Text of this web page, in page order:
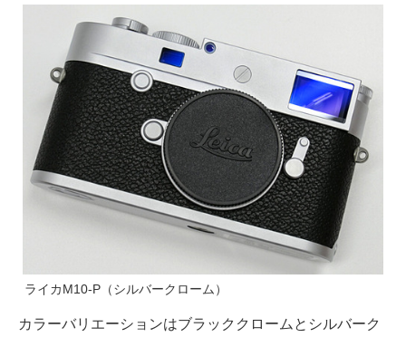
ライカM10-P（シルバークローム）
カラーバリエーションはブラッククロームとシルバーク